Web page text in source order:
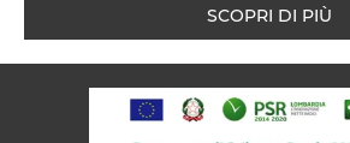
SCOPRI DI PIÙ